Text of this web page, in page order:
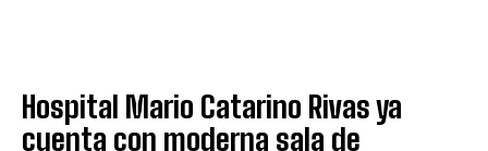
Hospital Mario Catarino Rivas ya
cuenta con moderna sala de